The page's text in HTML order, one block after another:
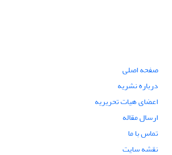
صفحه اصلی
درباره نشریه
اعضای هیات تحریریه
ارسال مقاله
تماس با ما
نقشه سایت